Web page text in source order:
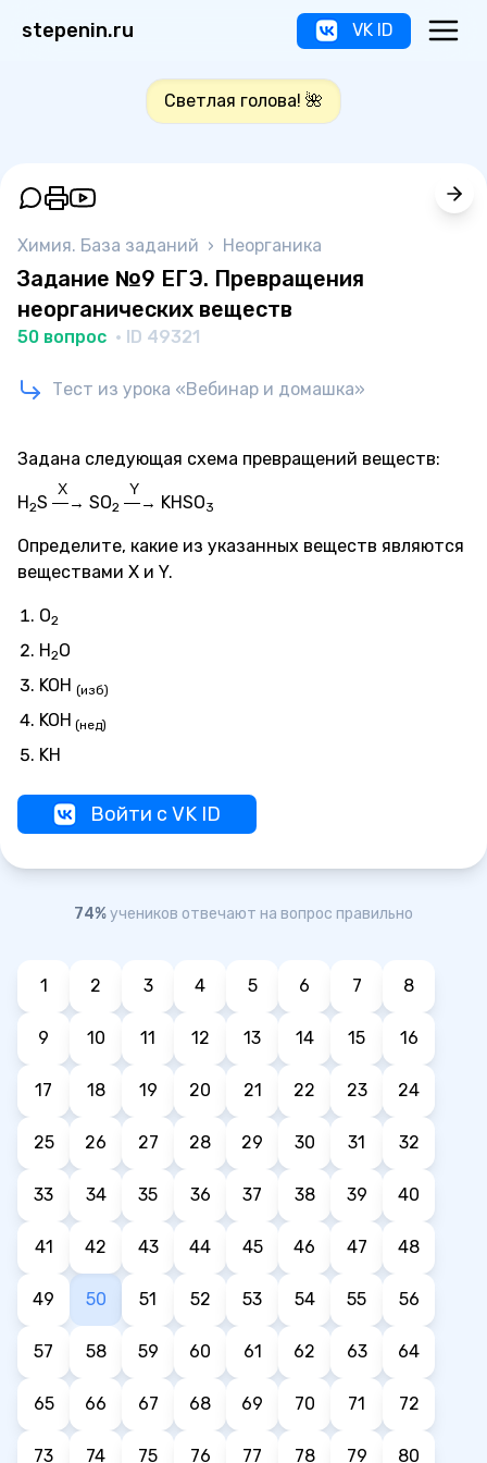
stepenin.ru VK ID
Светлая голова! 🌺
Химия. База заданий › Неорганика
Задание №9 ЕГЭ. Превращения
неорганических веществ
50 вопрос · ID 49321
Тест из урока «Вебинар и домашка»
Задана следующая схема превращений веществ:
H2S —→
X
SO2 —→
Y
KHSO3
Определите, какие из указанных веществ являются
веществами X и Y.
O2
H2O
KOH (изб)
KOH (нед)
KH
Войти с VK ID
74%учеников отвечают на вопрос правильно
1 2 3 4 5 6 7 8
9 10 11 12 13 14 15 16
17 18 19 20 21 22 23 24
25 26 27 28 29 30 31 32
33 34 35 36 37 38 39 40
41 42 43 44 45 46 47 48
49 50 51 52 53 54 55 56
57 58 59 60 61 62 63 64
65 66 67 68 69 70 71 72
73 74 75 76 77 78 79 80